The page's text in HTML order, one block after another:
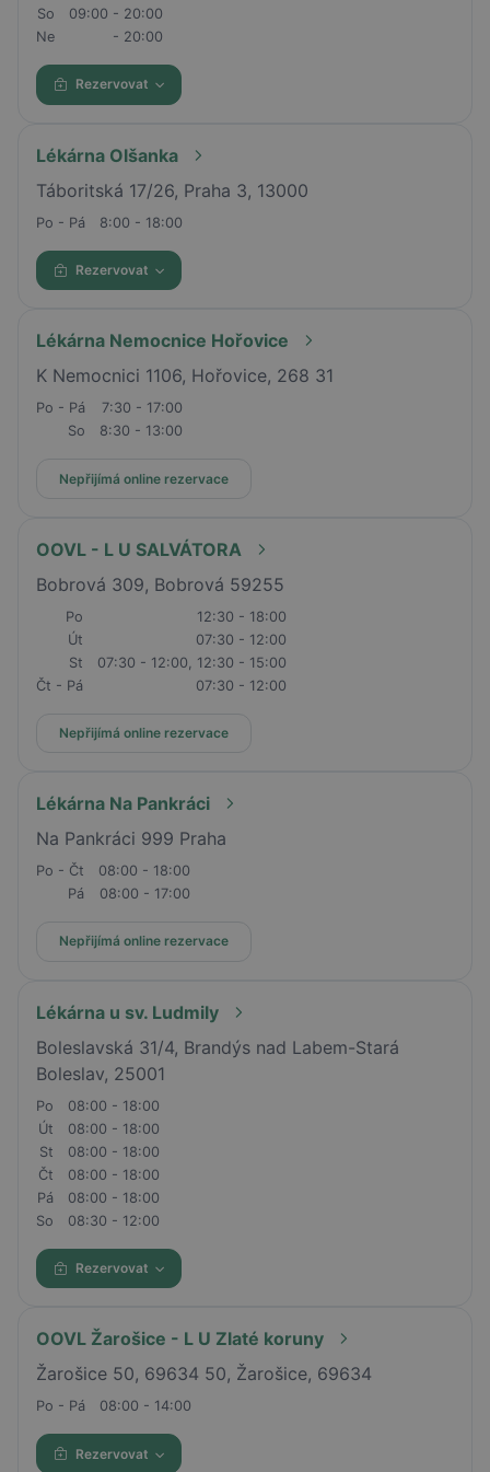
So
09:00 - 20:00
Ne
- 20:00
Rezervovat
Lékárna Olšanka
Táboritská 17/26, Praha 3, 13000
Po - Pá 8:00 - 18:00
Rezervovat
Lékárna Nemocnice Hořovice
K Nemocnici 1106, Hořovice, 268 31
Po - Pá
7:30 - 17:00
So
8:30 - 13:00
Nepřijímá online rezervace
OOVL - L U SALVÁTORA
Bobrová 309, Bobrová 59255
Po
12:30 - 18:00
Út
07:30 - 12:00
St
07:30 - 12:00, 12:30 - 15:00
Čt - Pá
07:30 - 12:00
Nepřijímá online rezervace
Lékárna Na Pankráci
Na Pankráci 999 Praha
Po - Čt
08:00 - 18:00
Pá
08:00 - 17:00
Nepřijímá online rezervace
Lékárna u sv. Ludmily
Boleslavská 31/4, Brandýs nad Labem-Stará
Boleslav, 25001
Po
08:00 - 18:00
Út
08:00 - 18:00
St
08:00 - 18:00
Čt
08:00 - 18:00
Pá
08:00 - 18:00
So
08:30 - 12:00
Rezervovat
OOVL Žarošice - L U Zlaté koruny
Žarošice 50, 69634 50, Žarošice, 69634
Po - Pá 08:00 - 14:00
Rezervovat